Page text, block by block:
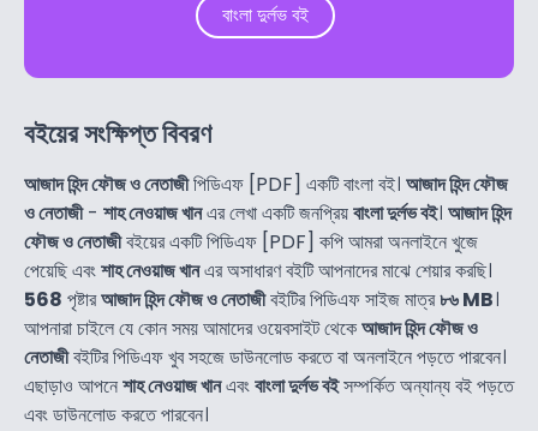
বাংলা দুর্লভ বই
বইয়ের সংক্ষিপ্ত বিবরণ
আজাদ হিন্দ ফৌজ ও নেতাজীপিডিএফ [PDF] একটি বাংলা বই। আজাদ হিন্দ ফৌজ
ও নেতাজী- শাহ নেওয়াজ খানএর লেখা একটি জনপ্রিয়বাংলা দুর্লভ বই। আজাদ হিন্দ
ফৌজ ও নেতাজীবইয়ের একটি পিডিএফ [PDF] কপি আমরা অনলাইনে খুজে
পেয়েছি এবংশাহ নেওয়াজ খানএর অসাধারণ বইটি আপনাদের মাঝে শেয়ার করছি।
568 পৃষ্টারআজাদ হিন্দ ফৌজ ও নেতাজীবইটির পিডিএফ সাইজ মাত্র৮৬ MB।
আপনারা চাইলে যে কোন সময় আমাদের ওয়েবসাইট থেকেআজাদ হিন্দ ফৌজ ও
নেতাজীবইটির পিডিএফ খুব সহজে ডাউনলোড করতে বা অনলাইনে পড়তে পারবেন।
এছাড়াও আপনেশাহ নেওয়াজ খানএবংবাংলা দুর্লভ বইসম্পর্কিত অন্যান্য বই পড়তে
এবং ডাউনলোড করতে পারবেন।